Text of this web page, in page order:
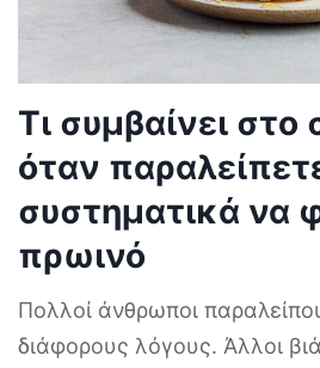
Τι συμβαίνει
όταν
συστηματικά να
πρωινό
Πολλοί άνθρωποι
διάφορους λόγους. Άλλοι